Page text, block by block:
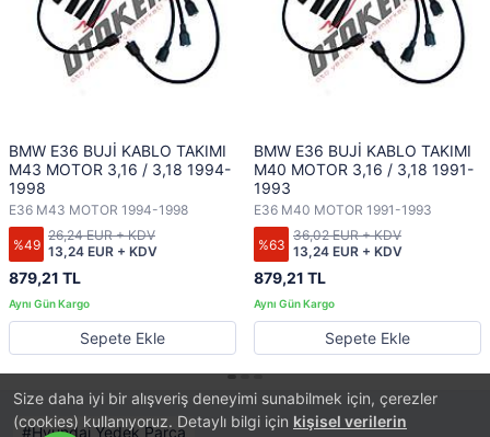
Size daha iyi bir alışveriş deneyimi sunabilmek için, çerezler
(cookies) kullanıyoruz. Detaylı bilgi için kişisel verilerin
BMW E36 BUJİ KABLO TAKIMI
M43 MOTOR 3,16 / 3,18 1994-
1998
E36 M43 MOTOR 1994-1998
%49
879,21 TL
13,24 EUR + KDV
26,24 EUR + KDV
Sepete Ekle
BMW E36 BUJİ KABLO TAKIMI
M40 MOTOR 3,16 / 3,18 1991-
1993
E36 M40 MOTOR 1991-1993
%63
879,21 TL
13,24 EUR + KDV
36,02 EUR + KDV
Sepete Ekle
Hyundai Yedek Parça